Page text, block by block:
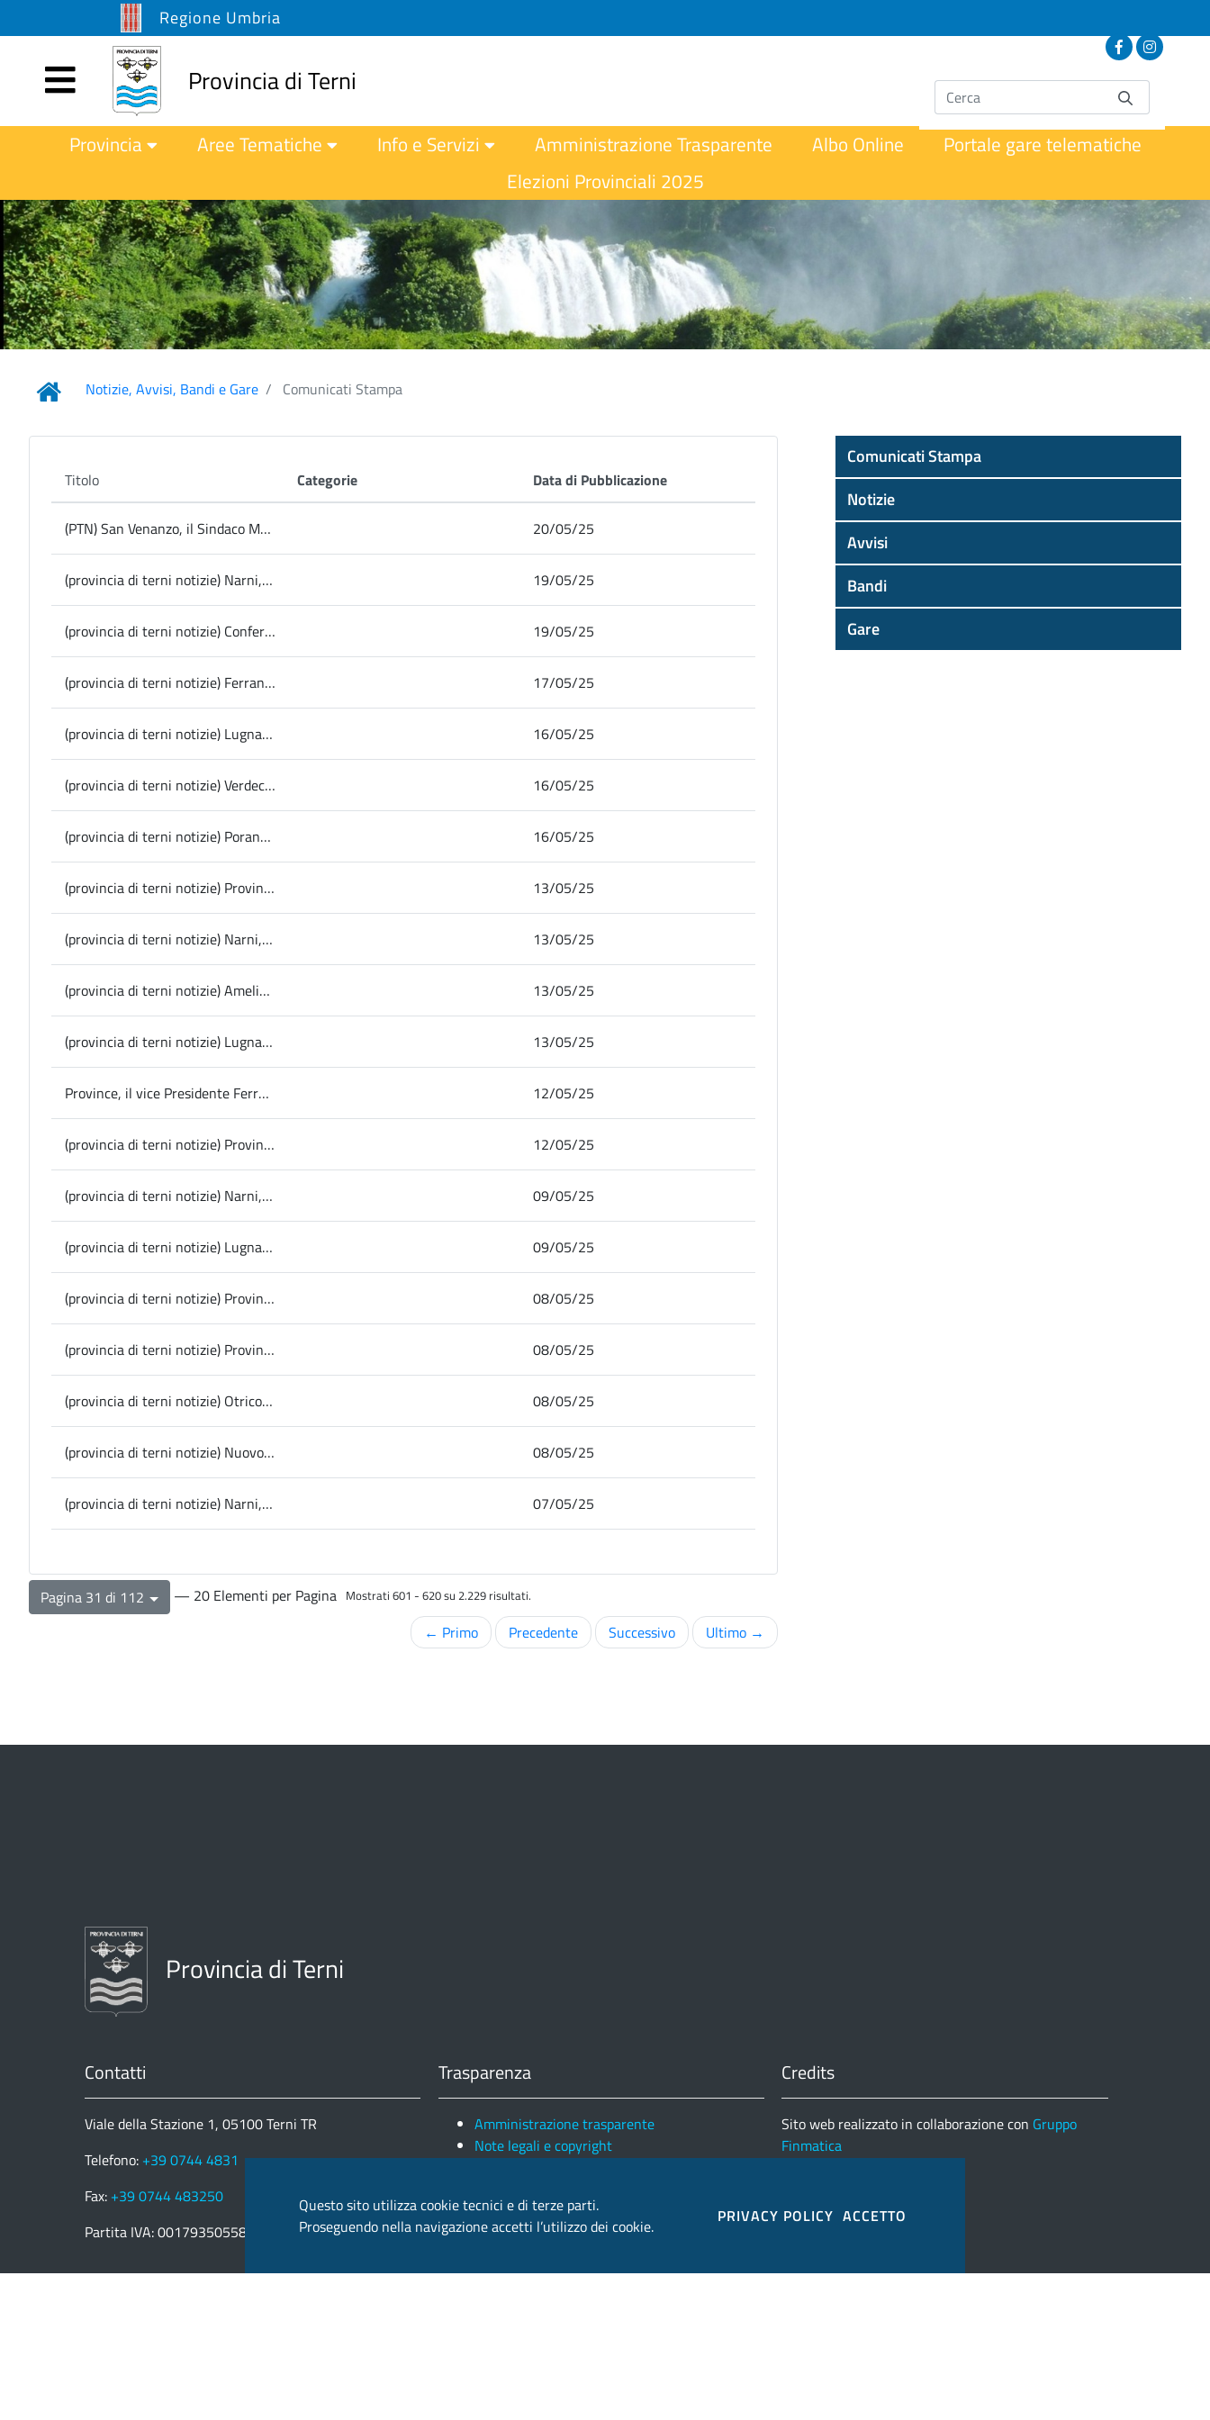
Regione Umbria
Provincia di Terni
Provincia Aree Tematiche Info e Servizi Amministrazione Trasparente Albo Online
Portale gare telematiche
Elezioni Provinciali 2025
Notizie, Avvisi, Bandi e Gare Comunicati Stampa
Titolo Categorie Data di Pubblicazione
(PTN) San Venanzo, il Sindaco Marinelli si congratula con la squadra di calcio promossa in Eccellenza regionale 20/05/25
(provincia di terni notizie) Narni, il 22 maggio l’inaugurazione della farmacia comunale lungo la Flaminia tra Berardozzo e Miriano 19/05/25
(provincia di terni notizie) Conferenza stampa in Provincia: presentazione dello Spazio d’Arte Aurelio De Felice al “Metelli” di Terni 19/05/25
(provincia di terni notizie) Ferranti annuncia lo stop all’uscita da Sviluppumbria: “la permanenza nella società conferma la strategia di rilancio del ruolo della Provincia a livello locale e regionale” 17/05/25
(provincia di terni notizie) Lugnano in Teverina, domani allo Spazio Fabrica il concerto-tributo a Franco Battiato 16/05/25
(provincia di terni notizie) Verdecoprente Festival: iniziata la stagione 2025, un viaggio fra arte, cultura e spettacolo in 9 comuni dell’Umbria 16/05/25
(provincia di terni notizie) Porano, successo per la Festa dei Boschi 16/05/25
(provincia di terni notizie) Provincia, aggiudicato l’avviso regionale: 160mila euro per eliminare le barriere architettoniche agli Istituti “Metelli” e ”Angeloni” di Terni 13/05/25
(provincia di terni notizie) Narni, Corsa all’Anello: nota congiunta di Comune e organizzazione sul bilancio dell'edizione 2025 13/05/25
(provincia di terni notizie) Amelia, il 24 e 25 maggio la prima edizione di “AntiquAmeria” 13/05/25
(provincia di terni notizie) Lugnano in Teverina, festa per i 100 anni di Aldo Manni 13/05/25
Province, il vice Presidente Ferranti all’incontro con gli enti del Centro Italia promosso da Perugia: “Abbiamo già chiesto alla Regione la riassegnazione di alcune deleghe importanti” 12/05/25
(provincia di terni notizie) Provincia, viabilità: partiti oggi i lavori sul ponte dell’Ortana a Narni 12/05/25
(provincia di terni notizie) Narni, al via il Maggio dei Libri fino al 29 09/05/25
(provincia di terni notizie) Lugnano in Teverina, parte dallo Spazio Fabbrica domani il Verdecoprente Umbria Fest 09/05/25
(provincia di terni notizie) Provincia, viabilità: al via lavori per oltre 500mila euro su tre strade provinciali 08/05/25
(provincia di terni notizie) Provincia, interrogazione di Marinelli (Nuova Provincia Terni) sulla Sp 46 di Tordimonte 08/05/25
(provincia di terni notizie) Otricoli, dal 30 maggio al 1° giugno la 12esima edizione di Ocricolum AD 168 08/05/25
(provincia di terni notizie) Nuovo ospedale Narni-Amelia, nota congiunta dei Sindaci Lucarelli e Proietti Scorsoni dopo l’incontro con l’assessore regionale De Rebotti 08/05/25
(provincia di terni notizie) Narni, il Comune ha aderito alla campagna di Emergency “R1PUD1A” 07/05/25
Pagina 31 di 112 — 20 Elementi per Pagina Mostrati 601 - 620 su 2.229 risultati.
← Primo Precedente Successivo Ultimo →
Comunicati Stampa
Notizie
Avvisi
Bandi
Gare
Provincia di Terni
Contatti
Viale della Stazione 1, 05100 Terni TR
Telefono: +39 0744 4831
Fax: +39 0744 483250
Partita IVA: 00179350558
Trasparenza
Amministrazione trasparente
Note legali e copyright
Credits
Sito web realizzato in collaborazione con Gruppo
Finmatica
Questo sito utilizza cookie tecnici e di terze parti.
Proseguendo nella navigazione accetti l’utilizzo dei cookie.
PRIVACY POLICY ACCETTO